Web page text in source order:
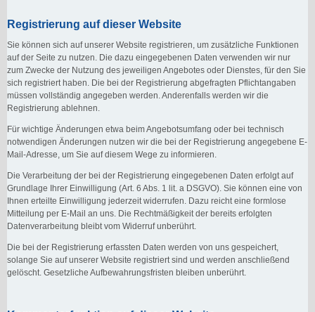
Registrierung auf dieser Website
Sie können sich auf unserer Website registrieren, um zusätzliche Funktionen
auf der Seite zu nutzen. Die dazu eingegebenen Daten verwenden wir nur
zum Zwecke der Nutzung des jeweiligen Angebotes oder Dienstes, für den Sie
sich registriert haben. Die bei der Registrierung abgefragten Pflichtangaben
müssen vollständig angegeben werden. Anderenfalls werden wir die
Registrierung ablehnen.
Für wichtige Änderungen etwa beim Angebotsumfang oder bei technisch
notwendigen Änderungen nutzen wir die bei der Registrierung angegebene E-
Mail-Adresse, um Sie auf diesem Wege zu informieren.
Die Verarbeitung der bei der Registrierung eingegebenen Daten erfolgt auf
Grundlage Ihrer Einwilligung (Art. 6 Abs. 1 lit. a DSGVO). Sie können eine von
Ihnen erteilte Einwilligung jederzeit widerrufen. Dazu reicht eine formlose
Mitteilung per E-Mail an uns. Die Rechtmäßigkeit der bereits erfolgten
Datenverarbeitung bleibt vom Widerruf unberührt.
Die bei der Registrierung erfassten Daten werden von uns gespeichert,
solange Sie auf unserer Website registriert sind und werden anschließend
gelöscht. Gesetzliche Aufbewahrungsfristen bleiben unberührt.